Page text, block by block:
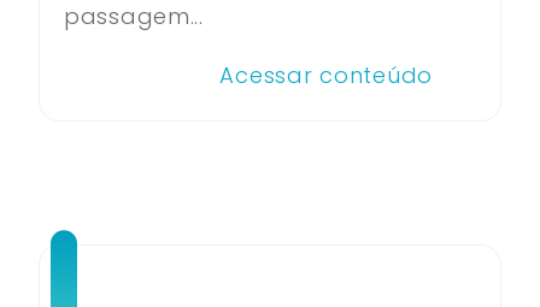
passagem...
Acessar conteúdo